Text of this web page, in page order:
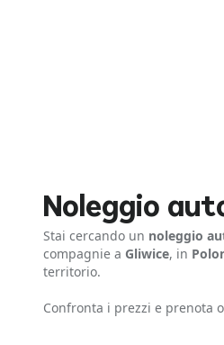
Noleggio
Stai cercando un noleggio
compagnie a Gliwice, in
territorio.
Confronta i prezzi e prenota